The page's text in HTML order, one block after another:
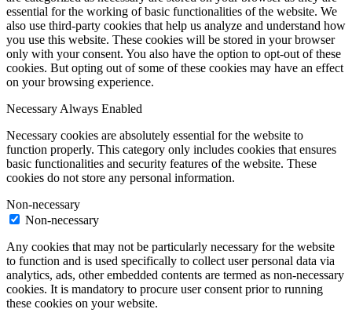
essential for the working of basic functionalities of the website. We
also use third-party cookies that help us analyze and understand how
you use this website. These cookies will be stored in your browser
only with your consent. You also have the option to opt-out of these
cookies. But opting out of some of these cookies may have an effect
on your browsing experience.
NecessaryAlways Enabled
Necessary cookies are absolutely essential for the website to
function properly. This category only includes cookies that ensures
basic functionalities and security features of the website. These
cookies do not store any personal information.
Non-necessary
Non-necessary
Any cookies that may not be particularly necessary for the website
to function and is used specifically to collect user personal data via
analytics, ads, other embedded contents are termed as non-necessary
cookies. It is mandatory to procure user consent prior to running
these cookies on your website.